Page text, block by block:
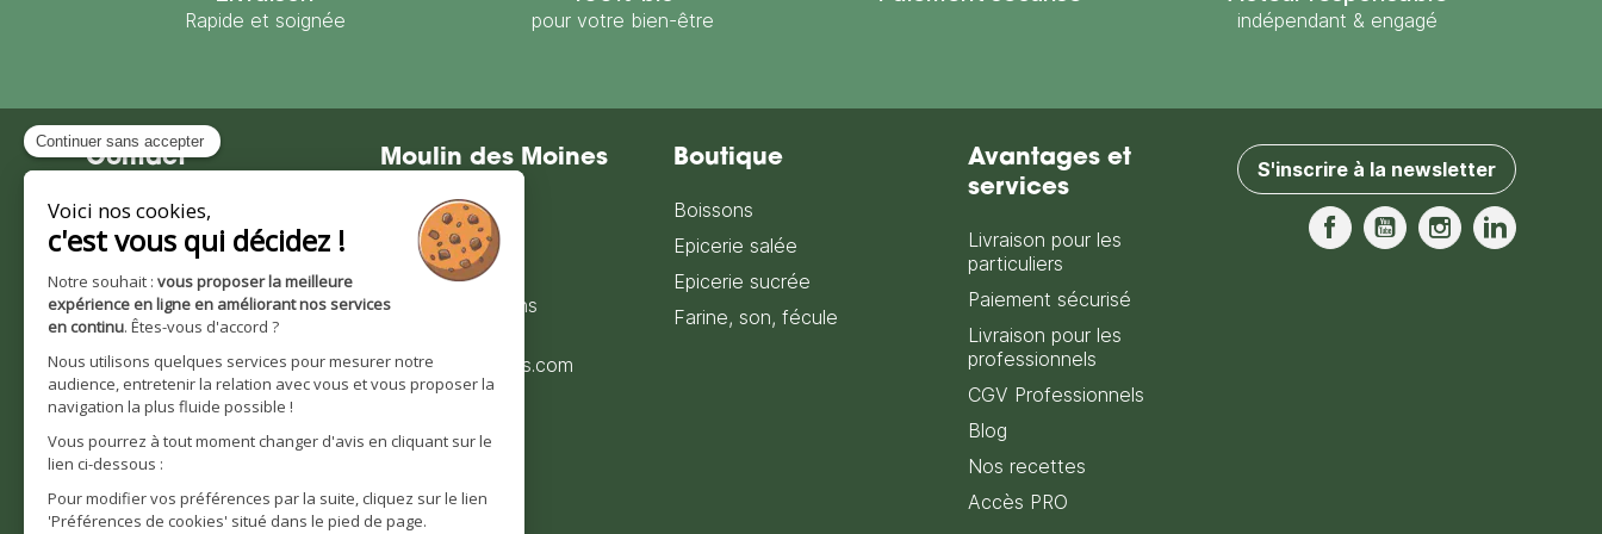
Rapide et soignée pour votre bien-être indépendant & engagé
Contact
Moulin des Moines
101 route de Wingersheim
67170 Krautwiller
0390291193
Nous contacter
Horaires d'ouverture :
Lundi - Vendredi
8h30 à 12h | 14h à 16h30
Moulin des Moines
Notre société
Nos valeurs et
engagements
Nos certifications
moulindesmoines.com
Notre histoire
Boutique
Boissons
Epicerie salée
Epicerie sucrée
Farine, son, fécule
Avantages et
services
Livraison pour les
particuliers
Paiement sécurisé
Livraison pour les
professionnels
CGV Professionnels
Blog
Nos recettes
Accès PRO
S'inscrire à la newsletter